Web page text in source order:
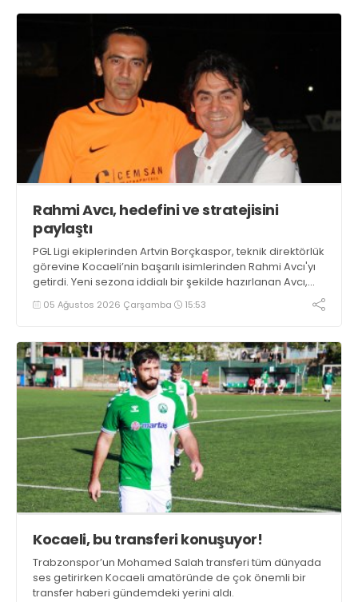
Rahmi Avcı, hedefini ve stratejisini
paylaştı
PGL Ligi ekiplerinden Artvin Borçkaspor, teknik direktörlük
görevine Kocaeli’nin başarılı isimlerinden Rahmi Avcı'yı
getirdi. Yeni sezona iddialı bir şekilde hazırlanan Avcı,
duygularını aktardı.
05 Ağustos 2026 Çarşamba 15:53
Kocaeli, bu transferi konuşuyor!
Trabzonspor’un Mohamed Salah transferi tüm dünyada
ses getirirken Kocaeli amatöründe de çok önemli bir
transfer haberi gündemdeki yerini aldı.